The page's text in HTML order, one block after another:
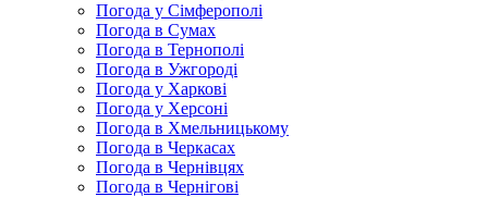
Погода у Сімферополі
Погода в Сумах
Погода в Тернополі
Погода в Ужгороді
Погода у Харкові
Погода у Херсоні
Погода в Хмельницькому
Погода в Черкасах
Погода в Чернівцях
Погода в Чернігові